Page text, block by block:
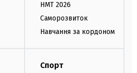
НМТ 2026
Саморозвиток
Навчання за кордоном
Спорт